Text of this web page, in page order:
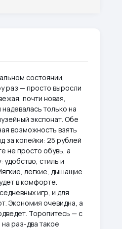
состоянии,
раз — просто выросли
почти новая,
только на
экспонат. Обе
возможность взять
за копейки: 25 рублей
не просто обувь, а
удобство, стиль и
легкие, дышащие
в комфорте.
игр, и для
Экономия очевидна, а
Торопитесь — с
раз-два такое